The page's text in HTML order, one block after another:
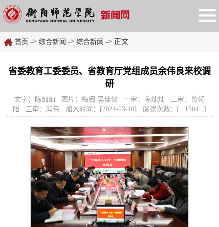
首页 -> 综合新闻 -> 综合新闻 -> 正文
省委教育工委委员、省教育厅党组成员余伟良来校调
研
文字：陈灿灿 图片：梅闽 吴佳仪 一审：陈灿灿 二审：曾朝
阳 三审：冯伟 加入时间：[2024-03-10] 阅读次数：[
1504 ]